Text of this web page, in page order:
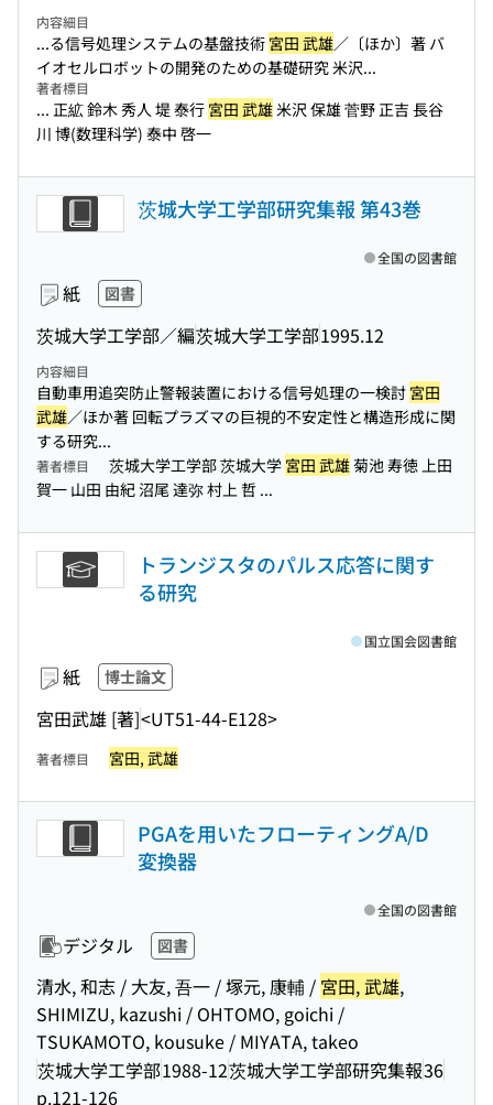
内容細目
...る信号処理システムの基盤技術 宮田 武雄／〔ほか〕著 バ
イオセルロボットの開発のための基礎研究 米沢...
著者標目
... 正絋 鈴木 秀人 堤 泰行 宮田 武雄米沢 保雄 菅野 正吉 長谷
川 博(数理科学) 泰中 啓一
茨城大学工学部研究集報 第43巻
紙 図書
茨城大学工学部／編茨城大学工学部1995.12
全国の図書館
内容細目
自動車用追突防止警報装置における信号処理の一検討 宮田
武雄／ほか著 回転プラズマの巨視的不安定性と構造形成に関
する研究...
著者標目 茨城大学工学部 茨城大学 宮田 武雄菊池 寿徳 上田
賀一 山田 由紀 沼尾 達弥 村上 哲 ...
トランジスタのパルス応答に関す
る研究
紙 博士論文
宮田武雄 [著]<UT51-44-E128>
国立国会図書館
著者標目 宮田, 武雄
PGAを用いたフローティングA/D
変換器
デジタル 図書
清水, 和志 / 大友, 吾一 / 塚元, 康輔 / 宮田, 武雄,
SHIMIZU, kazushi / OHTOMO, goichi /
TSUKAMOTO, kousuke / MIYATA, takeo
茨城大学工学部1988-12茨城大学工学部研究集報36
p.121-126
全国の図書館